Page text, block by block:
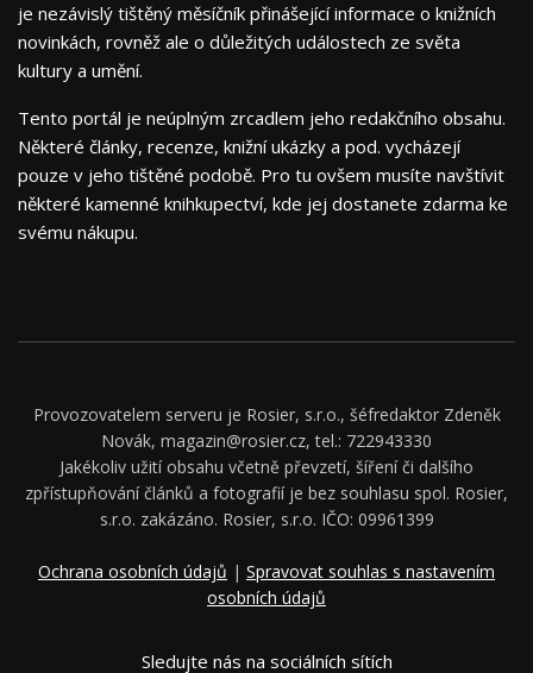
je nezávislý tištěný měsíčník přinášející informace o knižních
novinkách, rovněž ale o důležitých událostech ze světa
kultury a umění.
Tento portál je neúplným zrcadlem jeho redakčního obsahu.
Některé články, recenze, knižní ukázky a pod. vycházejí
pouze v jeho tištěné podobě. Pro tu ovšem musíte navštívit
některé kamenné knihkupectví, kde jej dostanete zdarma ke
svému nákupu.
Provozovatelem serveru je Rosier, s.r.o., šéfredaktor Zdeněk
Novák, magazin@rosier.cz, tel.: 722943330
Jakékoliv užití obsahu včetně převzetí, šíření či dalšího
zpřístupňování článků a fotografií je bez souhlasu spol. Rosier,
s.r.o. zakázáno. Rosier, s.r.o. IČO: 09961399
Ochrana osobních údajů | Spravovat souhlas s nastavením
osobních údajů
Sledujte nás na sociálních sítích